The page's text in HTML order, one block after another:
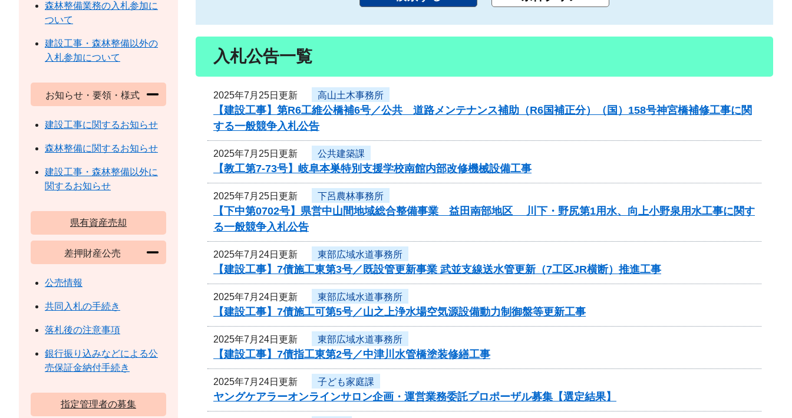
入札公告一覧
2025年7月25日更新 高山土木事務所
【建設工事】第R6工維公橋補6号／公共 道路メンテナンス補助（R6国補正分）（国）158号神宮橋補修工事に関
する一般競争入札公告
2025年7月25日更新 公共建築課
【教工第7-73号】岐阜本巣特別支援学校南館内部改修機械設備工事
2025年7月25日更新 下呂農林事務所
【下中第0702号】県営中山間地域総合整備事業 益田南部地区 川下・野尻第1用水、向上小野泉用水工事に関す
る一般競争入札公告
2025年7月24日更新 東部広域水道事務所
【建設工事】7債施工東第3号／既設管更新事業 武並支線送水管更新（7工区JR横断）推進工事
2025年7月24日更新 東部広域水道事務所
【建設工事】7債施工可第5号／山之上浄水場空気源設備動力制御盤等更新工事
2025年7月24日更新 東部広域水道事務所
【建設工事】7債指工東第2号／中津川水管橋塗装修繕工事
2025年7月24日更新 子ども家庭課
ヤングケアラーオンラインサロン企画・運営業務委託プロポーザル募集【選定結果】
森林整備業務の入札参加に
ついて
建設工事・森林整備以外の
入札参加について
お知らせ・要領・様式
建設工事に関するお知らせ
森林整備に関するお知らせ
建設工事・森林整備以外に
関するお知らせ
県有資産売却
差押財産公売
公売情報
共同入札の手続き
落札後の注意事項
銀行振り込みなどによる公
売保証金納付手続き
指定管理者の募集